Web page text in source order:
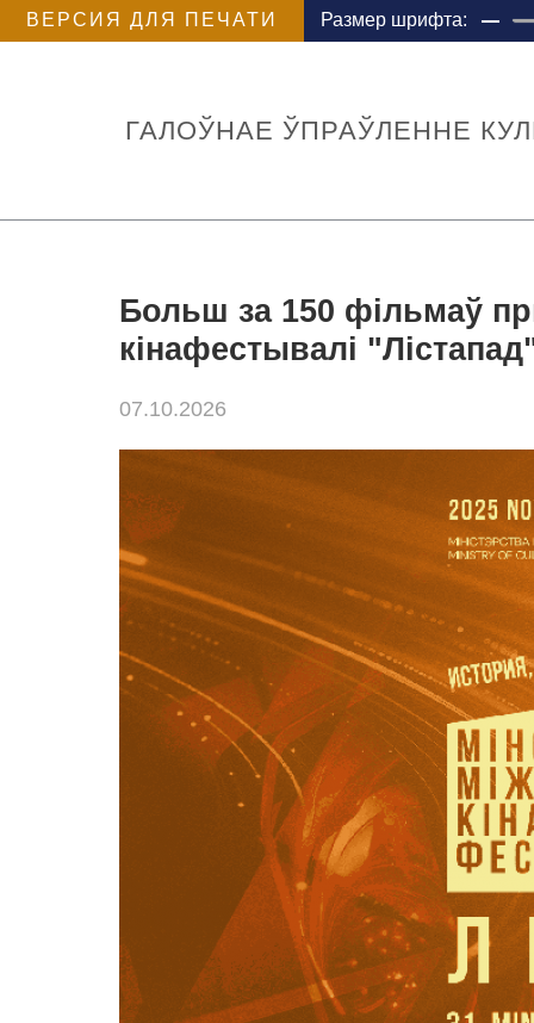
ВЕРСИЯ ДЛЯ ПЕЧАТИ Размер шрифта:
ГАЛОЎНАЕ ЎПРАЎЛЕННЕ
Больш за 150 фільмаў
кінафестывалі
07.10.2026